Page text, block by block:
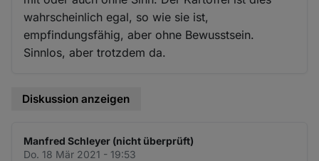
wahrscheinlich egal, so wie sie ist,
empfindungsfähig, aber ohne Bewusstsein.
Sinnlos, aber trotzdem da.
Diskussion anzeigen
Manfred Schleyer (nicht überprüft)
Do. 18 Mär 2021 - 19:53